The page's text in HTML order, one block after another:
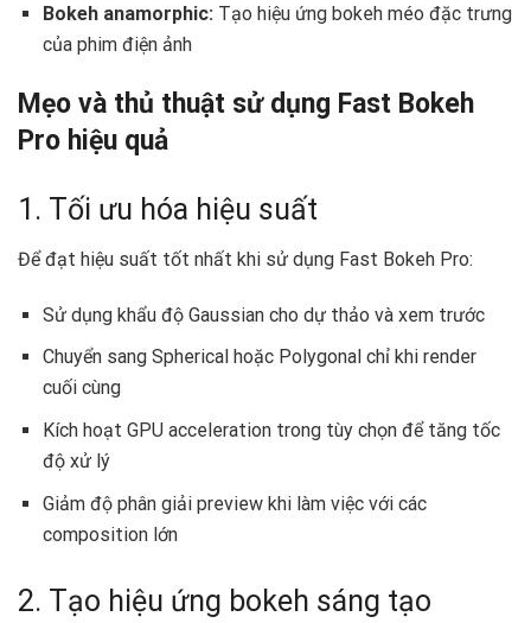
Bokeh anamorphic: Tạo hiệu ứng bokeh méo đặc trưng
của phim điện ảnh
Mẹo và thủ thuật sử dụng Fast Bokeh
Pro hiệu quả
1. Tối ưu hóa hiệu suất
Để đạt hiệu suất tốt nhất khi sử dụng Fast Bokeh Pro:
Sử dụng khẩu độ Gaussian cho dự thảo và xem trước
Chuyển sang Spherical hoặc Polygonal chỉ khi render
cuối cùng
Kích hoạt GPU acceleration trong tùy chọn để tăng tốc
độ xử lý
Giảm độ phân giải preview khi làm việc với các
composition lớn
2. Tạo hiệu ứng bokeh sáng tạo